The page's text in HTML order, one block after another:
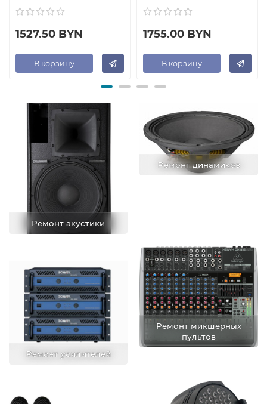
1527.50 BYN
В корзину
1755.00 BYN
В корзину
Ремонт акустики
Ремонт динамиков
Ремонт усилителей
Ремонт микшерных
пультов